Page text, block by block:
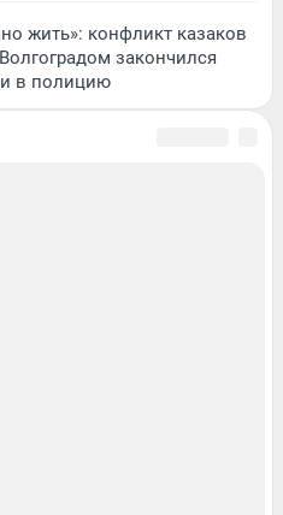
жить»: конфликт казаков
закончился
в полицию